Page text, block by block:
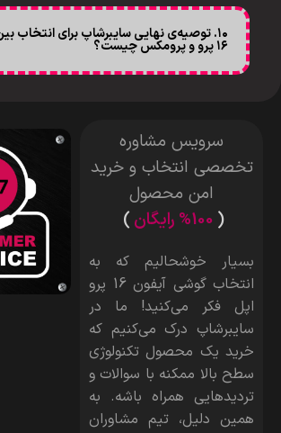
۱۰. توصیه‌ی نهایی سایبرشاپ برای انتخاب
۱۶ پرو و پرومکس چیست؟
سرویس مشاوره
تخصصی انتخاب و خرید
امن محصول
( %100 رایگان )
بسیار خوشحالیم که به
انتخاب گوشی آیفون 16 پرو
اپل فکر می‌کنید! ما در
سایبرشاپ درک می‌کنیم که
خرید یک محصول تکنولوژی
سطح بالا ممکنه با سوالات و
تردیدهایی همراه باشه. به
همین دلیل، تیم مشاوران